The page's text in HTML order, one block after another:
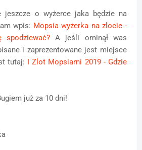
jeszcze o wyżerce jaka będzie na
wpis: Mopsia wyżerka na zlocie -
A jeśli ominął was
i zaprezentowane jest miejsce
tutaj: I Zlot Mopsiarni 2019 - Gdzie
już za 10 dni!